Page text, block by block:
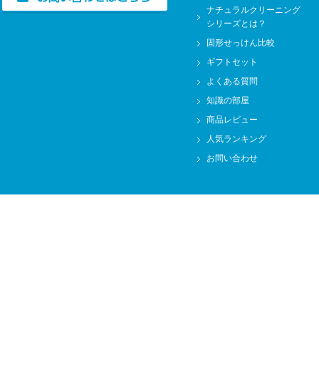
ナチュラルクリーニング
シリーズとは？
固形せっけん比較
ギフトセット
よくある質問
知識の部屋
商品レビュー
人気ランキング
お問い合わせ